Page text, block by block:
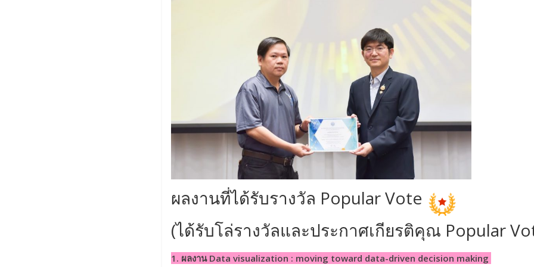
ผลงานที่ได้รับรางวัล Popular Vote
(ได้รับโล่รางวัลและประกาศเกียรติคุณ Popular
1. ผลงาน Data visualization : moving toward data-driven decision making